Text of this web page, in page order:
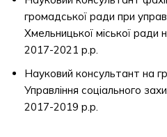
громадської ради при
Хмельницької міської
2017-2021 р.р.
Науковий консультант на
Управління соціального
2017-2019 р.р.